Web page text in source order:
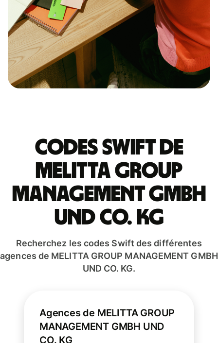
Codes Swift de
MELITTA GROUP
MANAGEMENT GMBH
UND CO. KG
Recherchez les codes Swift des différentes
agences de MELITTA GROUP MANAGEMENT GMBH
UND CO. KG.
Agences de MELITTA GROUP
MANAGEMENT GMBH UND
CO. KG